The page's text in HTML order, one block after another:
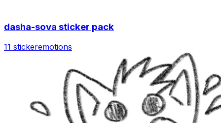
dasha-sova sticker pack
11 stickeremotions